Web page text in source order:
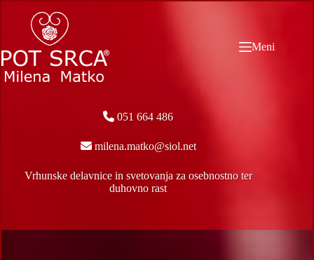
content
Meni
051 664 486
milena.matko@siol.net
Vrhunske delavnice in svetovanja za osebnostno ter
duhovno rast